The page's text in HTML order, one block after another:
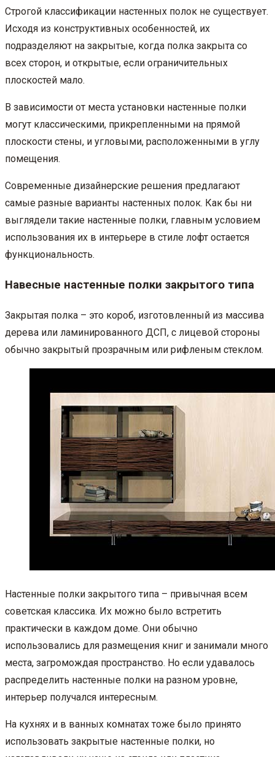
Строгой классификации настенных полок не существует.
Исходя из конструктивных особенностей, их
подразделяют на закрытые, когда полка закрыта со
всех сторон, и открытые, если ограничительных
плоскостей мало.
В зависимости от места установки настенные полки
могут классическими, прикрепленными на прямой
плоскости стены, и угловыми, расположенными в углу
помещения.
Современные дизайнерские решения предлагают
самые разные варианты настенных полок. Как бы ни
выглядели такие настенные полки, главным условием
использования их в интерьере в стиле лофт остается
функциональность.
Навесные настенные полки закрытого типа
Закрытая полка – это короб, изготовленный из массива
дерева или ламинированного ДСП, с лицевой стороны
обычно закрытый прозрачным или рифленым стеклом.
Настенные полки закрытого типа – привычная всем
советская классика. Их можно было встретить
практически в каждом доме. Они обычно
использовались для размещения книг и занимали много
места, загромождая пространство. Но если удавалось
распределить настенные полки на разном уровне,
интерьер получался интересным.
На кухнях и в ванных комнатах тоже было принято
использовать закрытые настенные полки, но